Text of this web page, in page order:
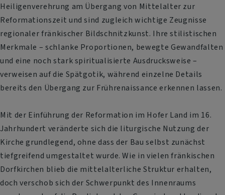
Heiligenverehrung am Übergang von Mittelalter zur
Reformationszeit und sind zugleich wichtige Zeugnisse
regionaler fränkischer Bildschnitzkunst. Ihre stilistischen
Merkmale – schlanke Proportionen, bewegte Gewandfalten
und eine noch stark spiritualisierte Ausdrucksweise –
verweisen auf die Spätgotik, während einzelne Details
bereits den Übergang zur Frührenaissance erkennen lassen.
Mit der Einführung der Reformation im Hofer Land im 16.
Jahrhundert veränderte sich die liturgische Nutzung der
Kirche grundlegend, ohne dass der Bau selbst zunächst
tiefgreifend umgestaltet wurde. Wie in vielen fränkischen
Dorfkirchen blieb die mittelalterliche Struktur erhalten,
doch verschob sich der Schwerpunkt des Innenraums